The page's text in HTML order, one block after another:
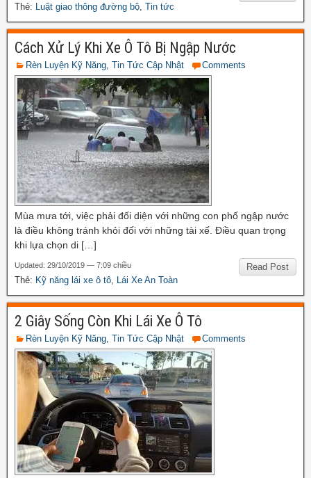
Thẻ: Luật giao thông đường bộ Tin tức
Cách Xử Lý Khi Xe Ô Tô Bị Ngập Nước
Rèn Luyện Kỹ Năng Tin Tức Cập Nhật Comments
Mùa mưa tới, việc phải đối diện với những con phố ngập nước
là điều không tránh khỏi đối với những tài xế. Điều quan trọng
khi lựa chọn di […]
Read Post
Updated: 29/10/2019 — 7:09 chiều
Thẻ: Kỹ năng lái xe ô tô Lái Xe An Toàn
2 Giây Sống Còn Khi Lái Xe Ô Tô
Rèn Luyện Kỹ Năng Tin Tức Cập Nhật Comments